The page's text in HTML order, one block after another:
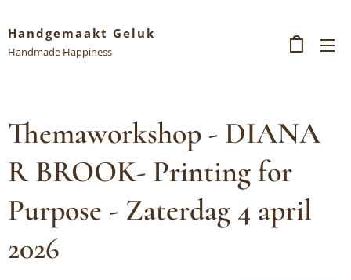
Handgemaakt Geluk
Handmade Happiness
Themaworkshop - DIANA
R BROOK- Printing for
Purpose - Zaterdag 4 april
2026